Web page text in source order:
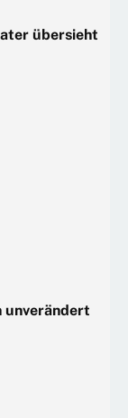
übersieht
unverändert